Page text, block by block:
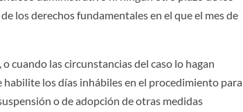
los derechos fundamentales en el que el mes de
cuando las circunstancias del caso lo hagan
los días inhábiles en el procedimiento para
o de adopción de otras medidas